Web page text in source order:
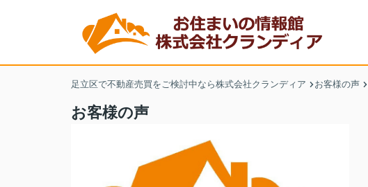
足立区で不動産売買をご検討中なら株式会社クランディア お客様の声
お客様の声